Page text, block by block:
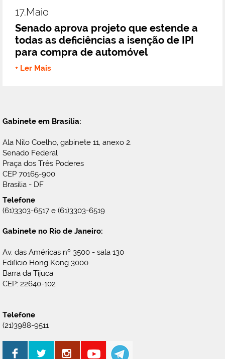
17.maio
Senado aprova projeto que estende a
todas as deficiências a isenção de IPI
para compra de automóvel
+ Ler Mais
Gabinete em Brasília:
Ala Nilo Coelho, gabinete 11, anexo 2.
Senado Federal
Praça dos Três Poderes
CEP 70165-900
Brasília - DF
Telefone
(61)3303-6517 e (61)3303-6519
Gabinete no Rio de Janeiro:
Av. das Américas nº 3500 - sala 130
Edifício Hong Kong 3000
Barra da Tijuca
CEP: 22640-102
Telefone
(21)3988-9511